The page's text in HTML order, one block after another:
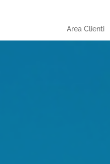
Area Clienti